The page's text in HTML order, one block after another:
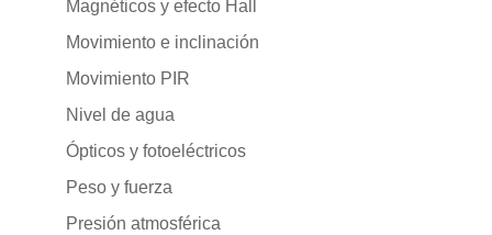
Magnéticos y efecto Hall
Movimiento e inclinación
Movimiento PIR
Nivel de agua
Ópticos y fotoeléctricos
Peso y fuerza
Presión atmosférica